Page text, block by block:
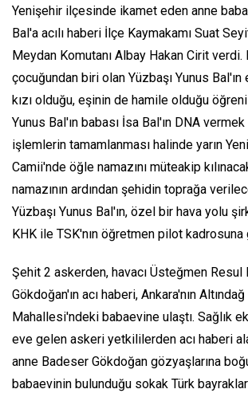
Yenişehir ilçesinde ikamet eden anne
Bal'a acılı haberi İlçe Kaymakamı Suat
Meydan Komutanı Albay Hakan Cirit
çocuğundan biri olan Yüzbaşı Yunus Bal'ın
kızı olduğu, eşinin de hamile olduğu
Yunus Bal'ın babası İsa Bal'ın DNA
işlemlerin tamamlanması halinde yarın
Camii'nde öğle namazını müteakip
namazının ardından şehidin toprağa
Yüzbaşı Yunus Bal'ın, özel bir hava yolu
KHK ile TSK'nın öğretmen pilot
Şehit 2 askerden, havacı Üsteğmen Resul
Gökdoğan'ın acı haberi, Ankara'nın
Mahallesi'ndeki babaevine ulaştı. Sağlık
eve gelen askeri yetkililerden acı haberi
anne Badeser Gökdoğan gözyaşlarına
babaevinin bulunduğu sokak Türk